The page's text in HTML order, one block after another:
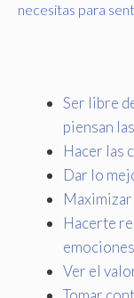
necesitas para
Ser libre
piensan
Hacer las
Dar lo
Hacerte
Ver el